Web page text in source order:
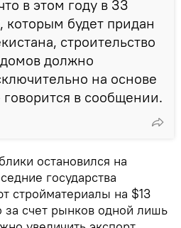
в этом году в 33
которым будет придан
строительство
должно
на основе
говорится в сообщении.
остановился на
государства
стройматериалы на $13
счет рынков одной лишь